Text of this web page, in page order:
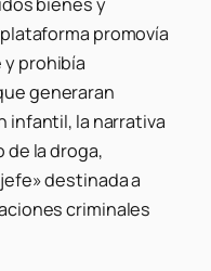
promovía
prohibía
generaran
infantil, la narrativa
de la droga,
destinada a
criminales